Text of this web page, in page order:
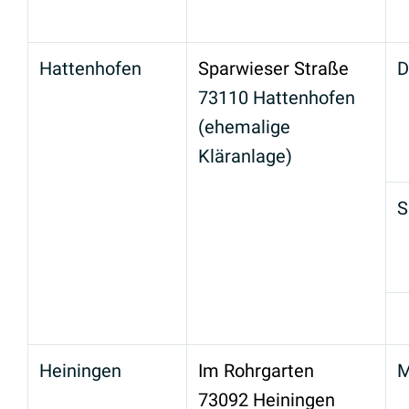
Hattenhofen
Sparwieser Straße
73110 Hattenhofen
(ehemalige
Kläranlage)
Heiningen
Im Rohrgarten
73092 Heiningen